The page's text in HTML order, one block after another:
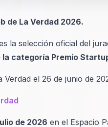
de La Verdad 2026.
la selección oficial del
categoría Premio
el 26 de junio de
de 2026 en el Espacio